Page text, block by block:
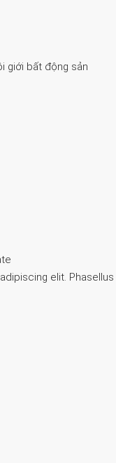
giới bất động sản
elit. Phasellus